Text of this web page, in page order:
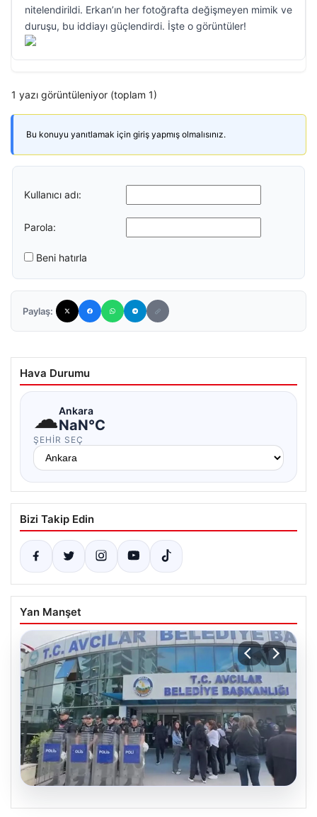
nitelendirildi. Erkan’ın her fotoğrafta değişmeyen mimik ve
duruşu, bu iddiayı güçlendirdi. İşte o görüntüler!
1 yazı görüntüleniyor (toplam 1)
Bu konuyu yanıtlamak için giriş yapmış olmalısınız.
Kullanıcı adı:
Parola:
Beni hatırla
Paylaş:
Hava Durumu
☁Ankara
NaN°C
ŞEHIR SEÇ
Bizi Takip Edin
Yan Manşet
05.08.2026